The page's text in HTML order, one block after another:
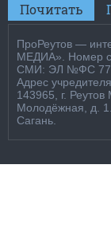
Почитать
ПроРеутов —
МЕДИА». Номер
СМИ: ЭЛ №ФС 77 -
Адрес
143965, г. Реутов
Молодёжная, д.
Сагань.